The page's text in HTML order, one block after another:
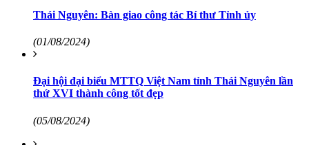
Thái Nguyên: Bàn giao công tác Bí thư Tỉnh ủy
(01/08/2024)
Đại hội đại biểu MTTQ Việt Nam tỉnh Thái Nguyên lần
thứ XVI thành công tốt đẹp
(05/08/2024)